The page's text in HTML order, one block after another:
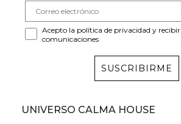
Acepto la política de privacidad y recibir
comunicaciones
SUSCRIBIRME
UNIVERSO CALMA HOUSE